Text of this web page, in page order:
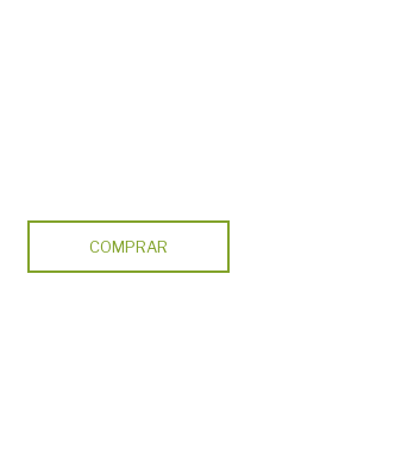
COMPRAR